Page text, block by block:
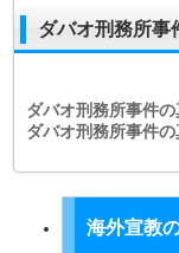
ダバオ刑務所事
ダバオ刑務所事件
ダバオ刑務所事件
海外宣教